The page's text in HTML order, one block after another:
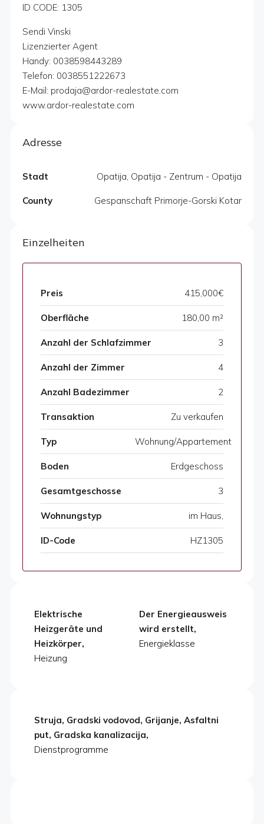
ID CODE: 1305
Sendi Vinski
Lizenzierter Agent
Handy: 0038598443289
Telefon: 0038551222673
E-Mail: prodaja@ardor-realestate.com
www.ardor-realestate.com
Adresse
Stadt Opatija, Opatija - Zentrum - Opatija
County Gespanschaft Primorje-Gorski Kotar
Einzelheiten
Preis 415,000€
Oberfläche 180,00 m²
Anzahl der Schlafzimmer 3
Anzahl der Zimmer 4
Anzahl Badezimmer 2
Transaktion Zu verkaufen
Typ Wohnung/Appartement
Boden Erdgeschoss
Gesamtgeschosse 3
Wohnungstyp im Haus,
ID-Code HZ1305
Elektrische
Heizgeräte und
Heizkörper,
Heizung
Der Energieausweis
wird erstellt,
Energieklasse
Struja, Gradski vodovod, Grijanje, Asfaltni
put, Gradska kanalizacija,
Dienstprogramme